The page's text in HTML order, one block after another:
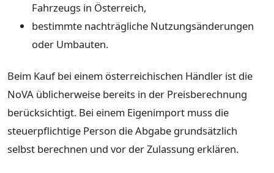
Fahrzeugs in Österreich,
bestimmte nachträgliche Nutzungsänderungen
oder Umbauten.
Beim Kauf bei einem österreichischen Händler ist die
NoVA üblicherweise bereits in der Preisberechnung
berücksichtigt. Bei einem Eigenimport muss die
steuerpflichtige Person die Abgabe grundsätzlich
selbst berechnen und vor der Zulassung erklären.